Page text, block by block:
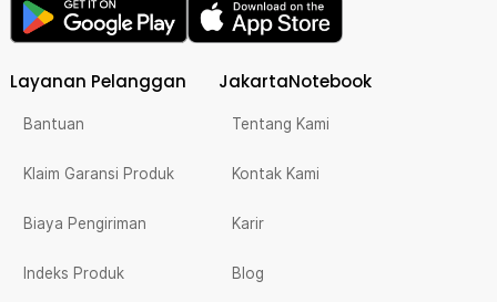
Layanan Pelanggan
Bantuan
Klaim Garansi Produk
Biaya Pengiriman
Indeks Produk
JakartaNotebook
Tentang Kami
Kontak Kami
Karir
Blog